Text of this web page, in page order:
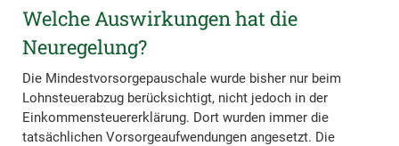
Welche Auswirkungen hat die
Neuregelung?
Die Mindestvorsorgepauschale wurde bisher nur beim
Lohnsteuerabzug berücksichtigt, nicht jedoch in der
Einkommensteuererklärung. Dort wurden immer die
tatsächlichen Vorsorgeaufwendungen angesetzt. Die